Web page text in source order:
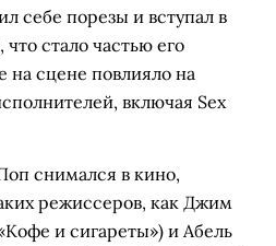
себе порезы и вступал в
стало частью его
на сцене повлияло на
включая Sex
снимался в кино,
режиссеров, как Джим
и сигареты») и Абель